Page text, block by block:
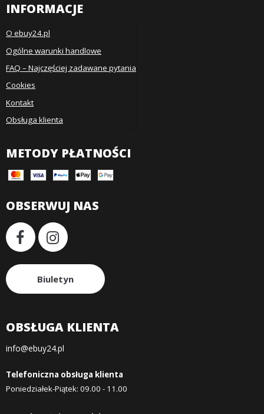
INFORMACJE
O ebuy24.pl
Ogólne warunki handlowe
FAQ – Najczęściej zadawane pytania
Cookies
Kontakt
Obsługa klienta
METODY PŁATNOŚCI
OBSERWUJ NAS
Biuletyn
OBSŁUGA KLIENTA
info@ebuy24.pl
Telefoniczna obsługa klienta
Poniedziałek-Piątek: 09.00 - 11.00